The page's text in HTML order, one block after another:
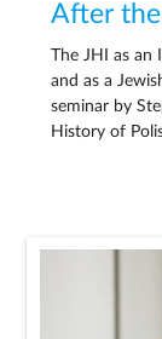
After
The JHI as an
and as a
seminar by
History of